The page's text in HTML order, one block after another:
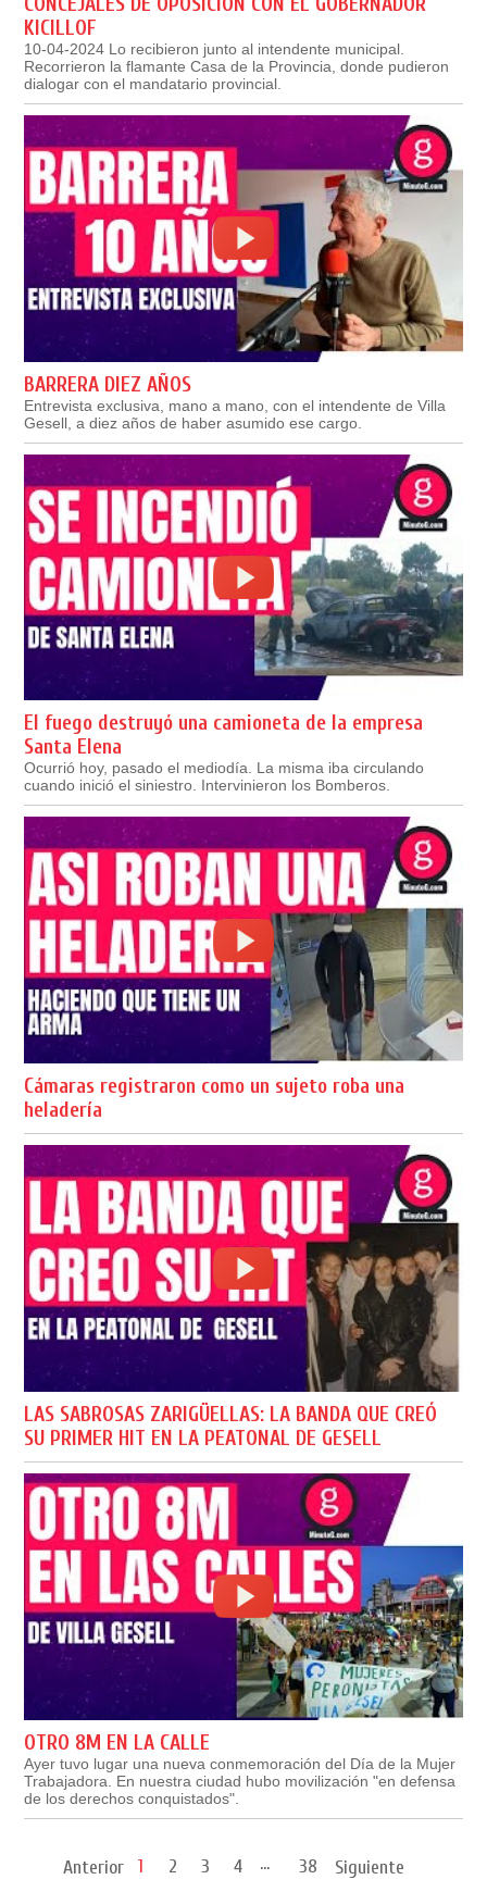
KICILLOF
10-04-2024 Lo recibieron junto al intendente municipal.
Recorrieron la flamante Casa de la Provincia, donde pudieron
dialogar con el mandatario provincial.
BARRERA DIEZ AÑOS
Entrevista exclusiva, mano a mano, con el intendente de Villa
Gesell, a diez años de haber asumido ese cargo.
El fuego destruyó una camioneta de la empresa
Santa Elena
Ocurrió hoy, pasado el mediodía. La misma iba circulando
cuando inició el siniestro. Intervinieron los Bomberos.
Cámaras registraron como un sujeto roba una
heladería
LAS SABROSAS ZARIGÜELLAS: LA BANDA QUE CREÓ
SU PRIMER HIT EN LA PEATONAL DE GESELL
OTRO 8M EN LA CALLE
Ayer tuvo lugar una nueva conmemoración del Día de la Mujer
Trabajadora. En nuestra ciudad hubo movilización "en defensa
de los derechos conquistados".
Anterior 1 2 3 4 ... 38 Siguiente